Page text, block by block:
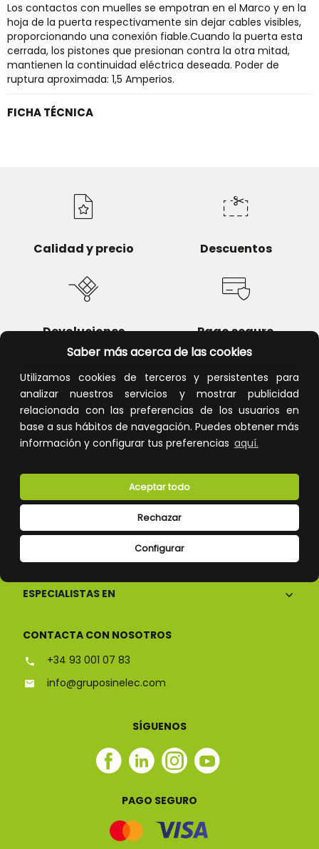
Saber más acerca de las cookies
Utilizamos cookies de terceros y persistentes para
analizar nuestros servicios y mostrar publicidad
relacionada con las preferencias de los usuarios en
base a sus hábitos de navegación. Puedes obtener más
información y configurar tus preferencias aquí.
Configurar
Rechazar
Aceptar todo
Los contactos con muelles se empotran en el Marco y en la
hoja de la puerta respectivamente sin dejar cables visibles,
proporcionando una conexión fiable.Cuando la puerta esta
cerrada, los pistones que presionan contra la otra mitad,
mantienen la continuidad eléctrica deseada. Poder de
ruptura aproximada: 1,5 Amperios.
FICHA TÉCNICA
Calidad y precio Descuentos
Devoluciones Pago seguro
Atención al cliente
ESPECIALISTAS EN
CONTACTA CON NOSOTROS
+34 93 001 07 83
info@gruposinelec.com
SÍGUENOS
Facebook
Linkedin
Instagram
Youtube
PAGO SEGURO